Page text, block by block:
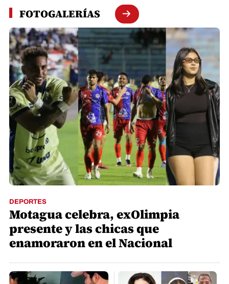
FOTOGALERÍAS
DEPORTES
Motagua celebra, exOlimpia
presente y las chicas que
enamoraron en el Nacional